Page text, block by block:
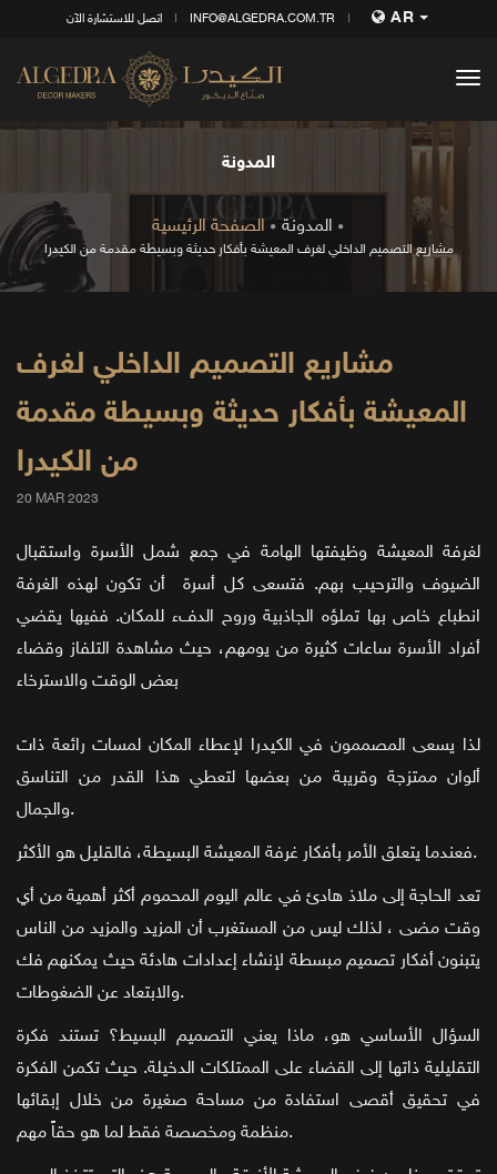
اتصل للاستشارة الآن INFO@ALGEDRA.COM.TR AR
المدونة
الصفحة الرئيسية المدونة
مشاريع التصميم الداخلي لغرف المعيشة بأفكار حديثة وبسيطة مقدمة من الكيدرا
مشاريع التصميم الداخلي لغرف
المعيشة بأفكار حديثة وبسيطة مقدمة
من الكيدرا
20 MAR 2023
لغرفة المعيشة وظيفتها الهامة في جمع شمل الأسرة واستقبال
الضيوف والترحيب بهم. فتسعى كل أسرة أن تكون لهذه الغرفة
انطباع خاص بها تملؤه الجاذبية وروح الدفء للمكان. ففيها يقضي
أفراد الأسرة ساعات كثيرة من يومهم، حيث مشاهدة التلفاز وقضاء
بعض الوقت والاسترخاء
لذا يسعى المصممون في الكيدرا لإعطاء المكان لمسات رائعة ذات
ألوان ممتزجة وقريبة من بعضها لتعطي هذا القدر من التناسق
والجمال.
فعندما يتعلق الأمر بأفكار غرفة المعيشة البسيطة، فالقليل هو الأكثر.
تعد الحاجة إلى ملاذ هادئ في عالم اليوم المحموم أكثر أهمية من أي
وقت مضى ، لذلك ليس من المستغرب أن المزيد والمزيد من الناس
يتبنون أفكار تصميم مبسطة لإنشاء إعدادات هادئة حيث يمكنهم فك
والابتعاد عن الضغوطات.
السؤال الأساسي هو، ماذا يعني التصميم البسيط؟ تستند فكرة
التقليلية ذاتها إلى القضاء على الممتلكات الدخيلة. حيث تكمن الفكرة
في تحقيق أقصى استفادة من مساحة صغيرة من خلال إبقائها
منظمة ومخصصة فقط لما هو حقاً مهم.